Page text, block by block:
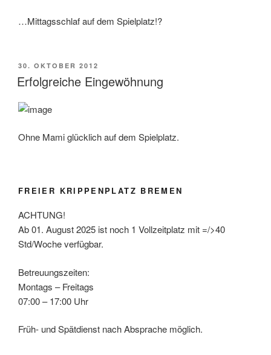
…Mittagsschlaf auf dem Spielplatz!?
VERÖFFENTLICHT
AM
30. OKTOBER 2012
Erfolgreiche Eingewöhnung
Ohne Mami glücklich auf dem Spielplatz.
FREIER KRIPPENPLATZ BREMEN
ACHTUNG!
Ab 01. August 2025 ist noch 1 Vollzeitplatz mit =/>40
Std/Woche verfügbar.
Betreuungszeiten:
Montags – Freitags
07:00 – 17:00 Uhr
Früh- und Spätdienst nach Absprache möglich.